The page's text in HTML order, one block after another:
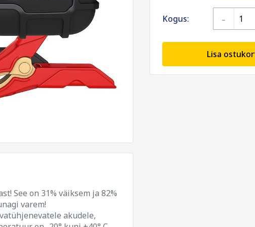
Kogus: -
Lisa
See on 31% väiksem ja 82%
varem!
akudele,